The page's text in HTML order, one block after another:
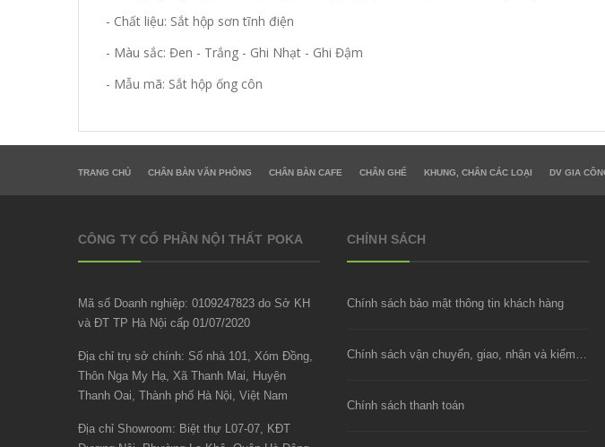
- Chất liệu: Sắt hộp sơn tĩnh điện
- Màu sắc: Đen - Trắng - Ghi Nhạt - Ghi Đậm
- Mẫu mã: Sắt hộp ống côn
TRANG CHỦ CHÂN BÀN VĂN PHÒNG CHÂN BÀN CAFE CHÂN GHẾ KHUNG, CHÂN CÁC LOẠI DV GIA
CÔNG TY CỔ PHẦN NỘI THẤT POKA
Mã số Doanh nghiệp: 0109247823 do Sở KH
và ĐT TP Hà Nội cấp 01/07/2020
Địa chỉ trụ sở chính: Số nhà 101, Xóm Đồng,
Thôn Nga My Hạ, Xã Thanh Mai, Huyện
Thanh Oai, Thành phố Hà Nội, Việt Nam
Địa chỉ Showroom: Biệt thự L07-07, KĐT
CHÍNH SÁCH
Chính sách bảo mật thông tin khách hàng
Chính sách vận chuyển, giao, nhận và kiểm hàng
Chính sách thanh toán